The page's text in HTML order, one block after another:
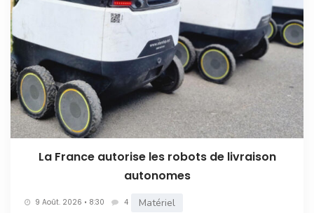
La France autorise les robots de livraison
autonomes
9 Août. 2026 • 8:30 4 Matériel